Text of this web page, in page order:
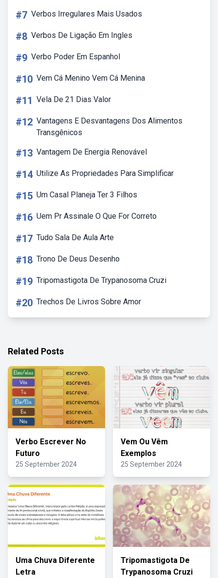
#7 Verbos Irregulares Mais Usados
#8 Verbos De Ligação Em Ingles
#9 Verbo Poder Em Espanhol
#10 Vem Cá Menino Vem Cá Menina
#11 Vela De 21 Dias Valor
#12 Vantagens E Desvantagens Dos Alimentos
Transgênicos
#13 Vantagem De Energia Renovável
#14 Utilize As Propriedades Para Simplificar
#15 Um Casal Planeja Ter 3 Filhos
#16 Uem Pr Assinale O Que For Correto
#17 Tudo Sala De Aula Arte
#18 Trono De Deus Desenho
#19 Tripomastigota De Trypanosoma Cruzi
#20 Trechos De Livros Sobre Amor
Related Posts
Verbo Escrever No
Futuro
25 September 2024
Vem Ou Vêm
Exemplos
25 September 2024
Uma Chuva Diferente
Letra
Tripomastigota De
Trypanosoma Cruzi